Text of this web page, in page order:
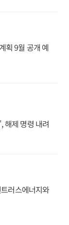
획 9월 공개 예
해제 명령 내려
러스에너지와